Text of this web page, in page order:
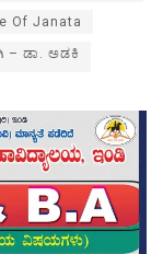
Of Janata
– ಡಾ. ಅಡಕಿ